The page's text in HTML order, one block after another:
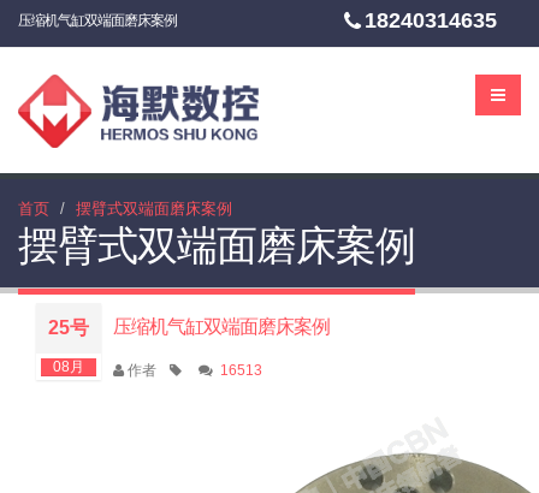
18240314635
压缩机气缸双端面磨床案例
首页 摆臂式双端面磨床案例
摆臂式双端面磨床案例
25号
08月
压缩机气缸双端面磨床案例
作者 16513